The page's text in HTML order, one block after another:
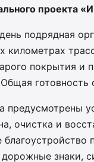
проекта
подрядная
километрах
покрытия и
предусмотрены
очистка и
знаки,